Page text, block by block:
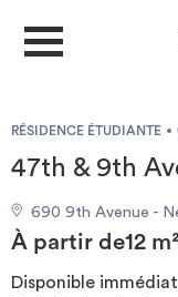
RÉSIDENCE ÉTUDIANTE
47th & 9th
690 9th Avenue -
À partir de12 m²
Disponible